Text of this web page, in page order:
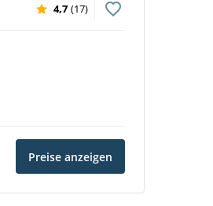
4,7 (17)
Preise anzeigen